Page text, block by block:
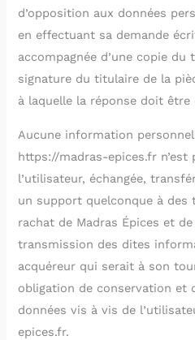
d’opposition aux données
en effectuant sa demande
accompagnée d’une copie du
signature du titulaire de la
à laquelle la réponse doit être
Aucune information
https://madras-epices.fr n’est
l’utilisateur, échangée,
un support quelconque à des
rachat de Madras Épices et
transmission des dites
acquéreur qui serait à son
obligation de conservation et
données vis à vis de
epices.fr.